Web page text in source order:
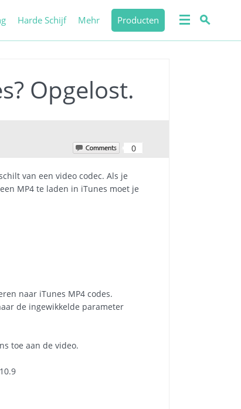
Harde Schijf Mehr Producten
Opgelost.
0
van een video codec. Als je
MP4 te laden in iTunes moet je
naar iTunes MP4 codes.
de ingewikkelde parameter
toe aan de video.